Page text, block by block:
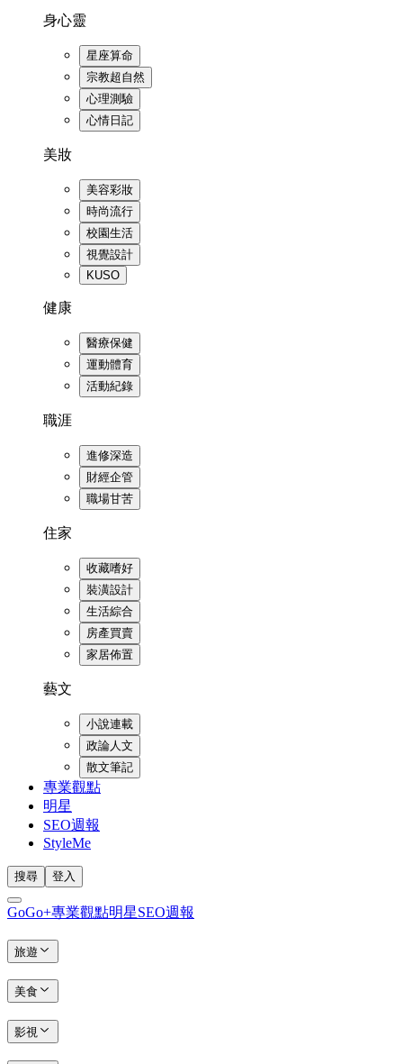
身心靈
星座算命
宗教超自然
心理測驗
心情日記
美妝
美容彩妝
時尚流行
校園生活
視覺設計
KUSO
健康
醫療保健
運動體育
活動紀錄
職涯
進修深造
財經企管
職場甘苦
住家
收藏嗜好
裝潢設計
生活綜合
房產買賣
家居佈置
藝文
小說連載
政論人文
散文筆記
專業觀點
明星
SEO週報
StyleMe
搜尋 登入
GoGo+專業觀點明星SEO週報
旅遊
美食
影視